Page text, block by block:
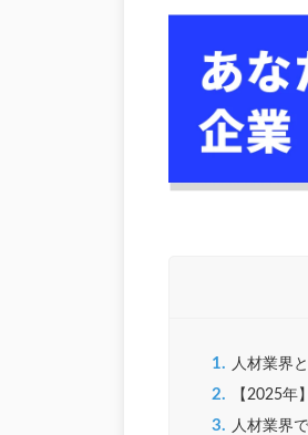
1. 人材業界
2. 【2025年
3. 人材業界